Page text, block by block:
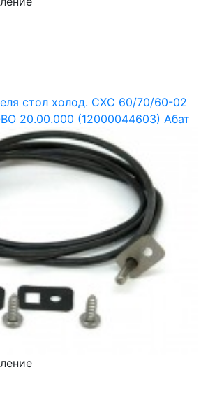
стол холод. СХС 60/70/60-02
20.00.000 (12000044603) Абат